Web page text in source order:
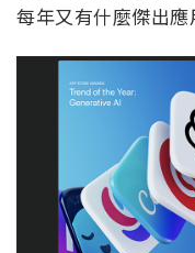
每年又有什麼傑出應